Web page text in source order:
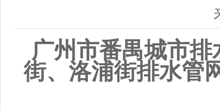
广州市番禺城市排
街、洛浦街排水管